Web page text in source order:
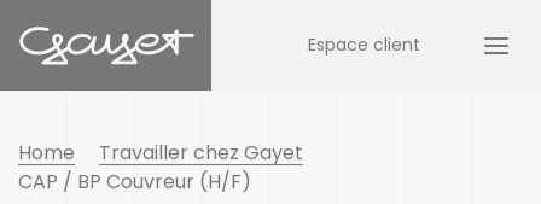
Espace client
Home
Travailler chez Gayet
CAP / BP Couvreur (H/F)